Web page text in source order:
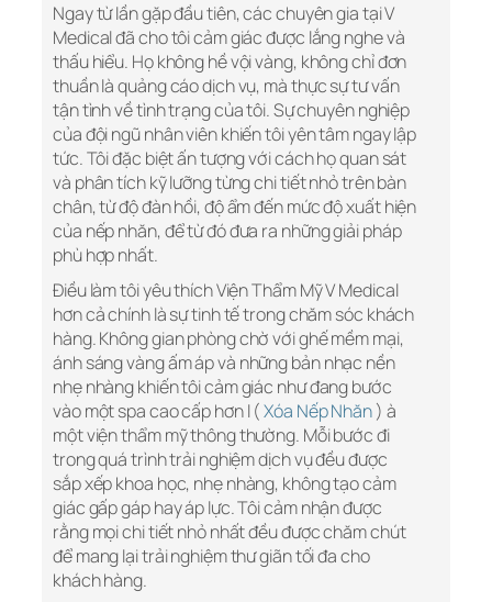
Ngay từ lần gặp đầu tiên, các chuyên gia tại V
Medical đã cho tôi cảm giác được lắng nghe và
thấu hiểu. Họ không hề vội vàng, không chỉ đơn
thuần là quảng cáo dịch vụ, mà thực sự tư vấn
tận tình về tình trạng của tôi. Sự chuyên nghiệp
của đội ngũ nhân viên khiến tôi yên tâm ngay lập
tức. Tôi đặc biệt ấn tượng với cách họ quan sát
và phân tích kỹ lưỡng từng chi tiết nhỏ trên bàn
chân, từ độ đàn hồi, độ ẩm đến mức độ xuất hiện
của nếp nhăn, để từ đó đưa ra những giải pháp
phù hợp nhất.
Điều làm tôi yêu thích Viện Thẩm Mỹ V Medical
hơn cả chính là sự tinh tế trong chăm sóc khách
hàng. Không gian phòng chờ với ghế mềm mại,
ánh sáng vàng ấm áp và những bản nhạc nền
nhẹ nhàng khiến tôi cảm giác như đang bước
vào một spa cao cấp hơn l (Xóa Nếp Nhăn) à
một viện thẩm mỹ thông thường. Mỗi bước đi
trong quá trình trải nghiệm dịch vụ đều được
sắp xếp khoa học, nhẹ nhàng, không tạo cảm
giác gấp gáp hay áp lực. Tôi cảm nhận được
rằng mọi chi tiết nhỏ nhất đều được chăm chút
để mang lại trải nghiệm thư giãn tối đa cho
khách hàng.